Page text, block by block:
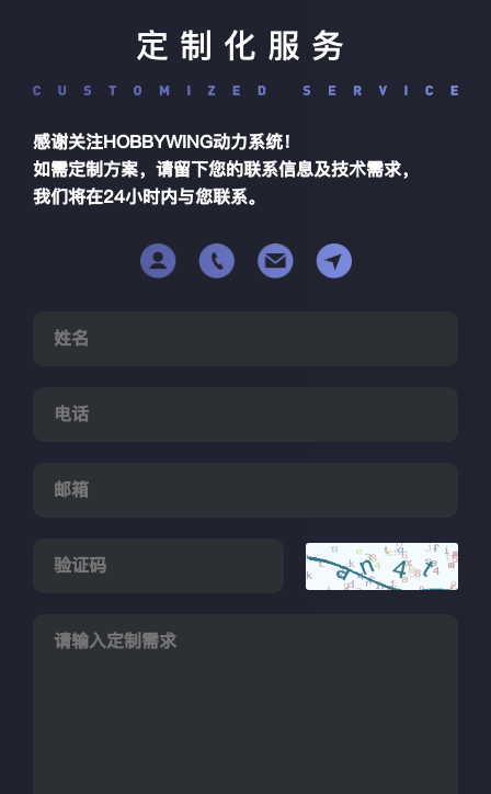
定制化服务
感谢关注HOBBYWING动力系统！
如需定制方案，请留下您的联系信息及技术需求，
我们将在24小时内与您联系。